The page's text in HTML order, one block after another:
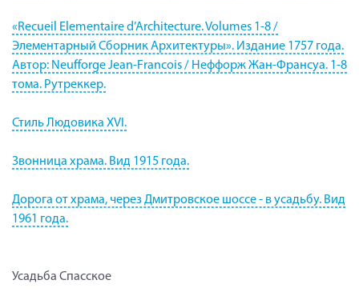
«Recueil Elementaire d’Architecture. Volumes 1-8 /
Элементарный Сборник Архитектуры». Издание 1757 года.
Автор: Neufforge Jean-Francois / Неффорж Жан-Франсуа. 1-8
тома. Рутреккер.
Стиль Людовика XVI.
Звонница храма. Вид 1915 года.
Дорога от храма, через Дмитровское шоссе - в усадьбу. Вид
1961 года.
Усадьба Спасское